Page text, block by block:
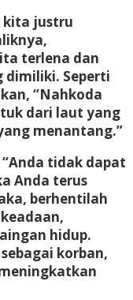
kita justru
terlena dan
dimiliki. Seperti
“Nahkoda
dari laut yang
menantang.”
tidak dapat
Anda terus
berhentilah
hidup.
korban,